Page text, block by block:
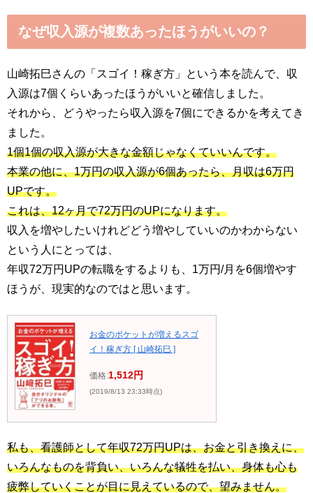
なぜ収入源が複数あったほうがいいの？
山崎拓巳さんの「スゴイ！稼ぎ方」という本を読んで、収
入源は7個くらいあったほうがいいと確信しました。
それから、どうやったら収入源を7個にできるかを考えてき
ました。
1個1個の収入源が大きな金額じゃなくていいんです。
本業の他に、1万円の収入源が6個あったら、月収は6万円
UPです。
これは、12ヶ月で72万円のUPになります。
収入を増やしたいけれどどう増やしていいのかわからない
という人にとっては、
年収72万円UPの転職をするよりも、1万円/月を6個増やす
ほうが、現実的なのではと思います。
お金のポケットが増えるスゴ
イ！稼ぎ方 [ 山崎拓巳 ]
価格:1,512円
(2019/8/13 23:33時点)
私も、看護師として年収72万円UPは、お金と引き換えに、
いろんなものを背負い、いろんな犠牲を払い、身体も心も
疲弊していくことが目に見えているので、望みません。